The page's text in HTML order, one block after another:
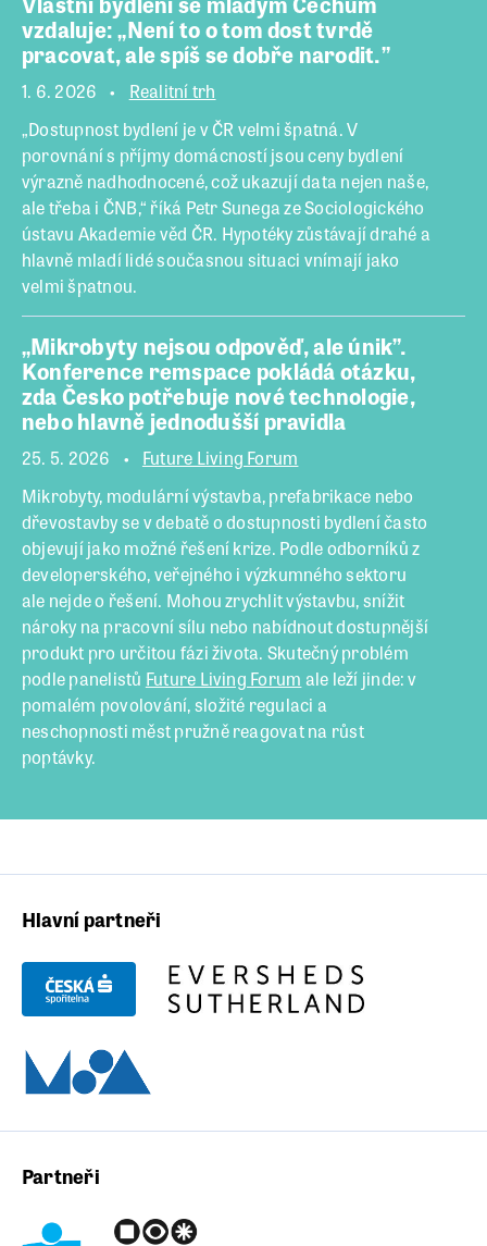
vzdaluje: „Není to o tom dost tvrdě
pracovat, ale spíš se dobře narodit.”
1. 6. 2026
Realitní trh
„Dostupnost bydlení je v ČR velmi špatná. V
porovnání s příjmy domácností jsou ceny bydlení
výrazně nadhodnocené, což ukazují data nejen naše,
ale třeba i ČNB,“ říká Petr Sunega ze Sociologického
ústavu Akademie věd ČR. Hypotéky zůstávají drahé a
hlavně mladí lidé současnou situaci vnímají jako
velmi špatnou.
„Mikrobyty nejsou odpověď, ale únik”.
Konference remspace pokládá otázku,
zda Česko potřebuje nové technologie,
nebo hlavně jednodušší pravidla
25. 5. 2026
Future Living Forum
Mikrobyty, modulární výstavba, prefabrikace nebo
dřevostavby se v debatě o dostupnosti bydlení často
objevují jako možné řešení krize. Podle odborníků z
developerského, veřejného i výzkumného sektoru
ale nejde o řešení. Mohou zrychlit výstavbu, snížit
nároky na pracovní sílu nebo nabídnout dostupnější
produkt pro určitou fázi života. Skutečný problém
podle panelistů Future Living Forum ale leží jinde: v
pomalém povolování, složité regulaci a
neschopnosti měst pružně reagovat na růst
poptávky.
Hlavní partneři
Partneři